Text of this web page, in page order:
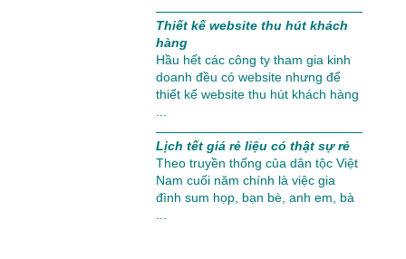
Thiết kế website thu hút khách
hàng
Hầu hết các công ty tham gia kinh
doanh đều có website nhưng để
thiết kế website thu hút khách hàng
Lịch tết giá rẻ liệu có thật sự rẻ
Theo truyền thống của dân tộc Việt
Nam cuối năm chính là việc gia
đình sum họp, bạn bè, anh em, bà